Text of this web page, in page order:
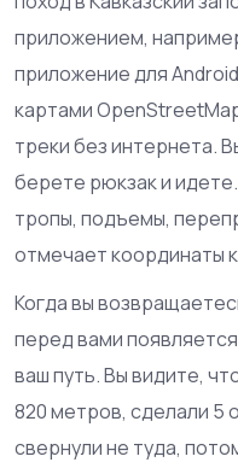
приложением,
приложение для
картами
треки без интернета.
берете рюкзак и
тропы, подъемы,
отмечает координаты
Когда вы
перед вами
ваш путь. Вы видите,
820 метров, сделали 5
свернули не туда,